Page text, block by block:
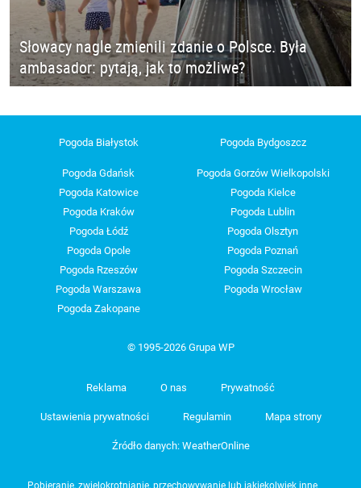
Słowacy nagle zmienili zdanie o Polsce. Była
ambasador: pytają, jak to możliwe?
Pogoda Białystok Pogoda Bydgoszcz
Pogoda Gdańsk
Pogoda Gorzów Wielkopolski
Pogoda Katowice
Pogoda Kielce
Pogoda Kraków
Pogoda Lublin
Pogoda Łódź
Pogoda Olsztyn
Pogoda Opole
Pogoda Poznań
Pogoda Rzeszów
Pogoda Szczecin
Pogoda Warszawa
Pogoda Wrocław
Pogoda Zakopane
© 1995-2026 Grupa WP
Reklama O nas Prywatność
Ustawienia prywatności Regulamin Mapa strony
Źródło danych: WeatherOnline
Pobieranie, zwielokrotnianie, przechowywanie lub jakiekolwiek inne